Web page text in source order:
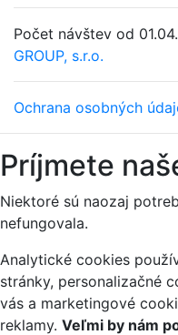
Počet návštev od
GROUP, s.r.o.
Ochrana osobných
Príjmete
Niektoré sú naozaj
nefungovala.
Analytické cookies
stránky, personalizačné
vás a marketingové
reklamy. Veľmi by nám